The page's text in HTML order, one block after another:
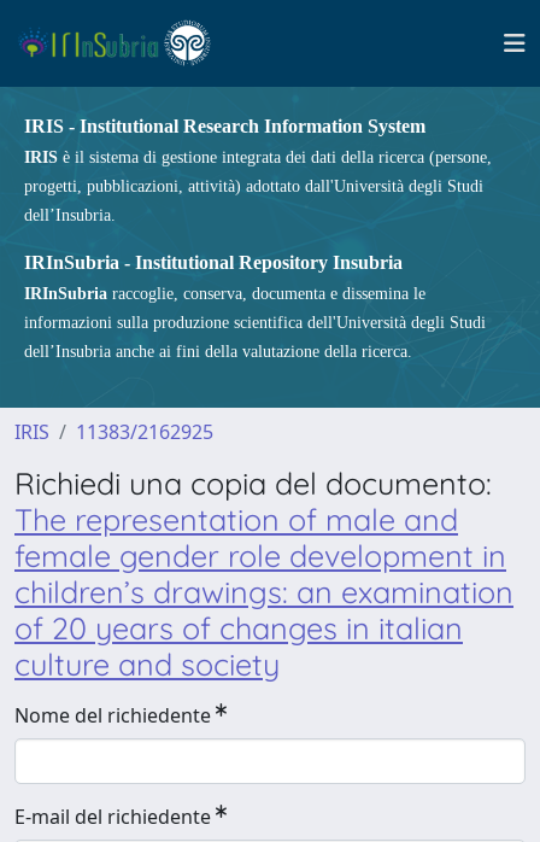
IRIS - Institutional Research Information System
IRIS è il sistema di gestione integrata dei dati della ricerca (persone,
progetti, pubblicazioni, attività) adottato dall'Università degli Studi
dell’Insubria.
IRInSubria - Institutional Repository Insubria
IRInSubria raccoglie, conserva, documenta e dissemina le
informazioni sulla produzione scientifica dell'Università degli Studi
dell’Insubria anche ai fini della valutazione della ricerca.
IRIS 11383/2162925
Richiedi una copia del documento:
The representation of male and
female gender role development in
children’s drawings: an examination
of 20 years of changes in italian
culture and society
Nome del richiedente
E-mail del richiedente